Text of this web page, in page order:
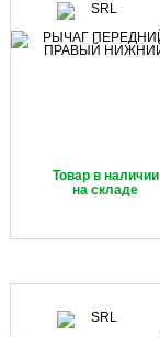
Товар в наличии
на складе